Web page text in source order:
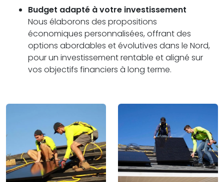
Budget adapté à votre investissement
Nous élaborons des propositions
économiques personnalisées, offrant des
options abordables et évolutives dans le Nord,
pour un investissement rentable et aligné sur
vos objectifs financiers à long terme.